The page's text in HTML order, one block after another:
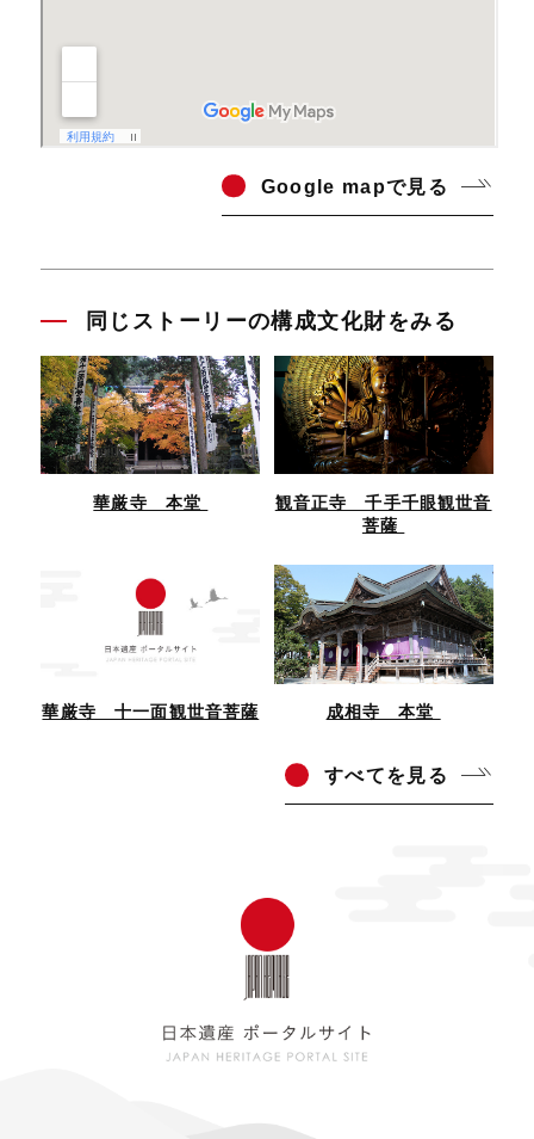
Google mapで見る
同じストーリーの構成文化財をみる
華厳寺 本堂
観音正寺 千手千眼観世音
菩薩
華厳寺 十一面観世音菩薩 成相寺 本堂
すべてを見る